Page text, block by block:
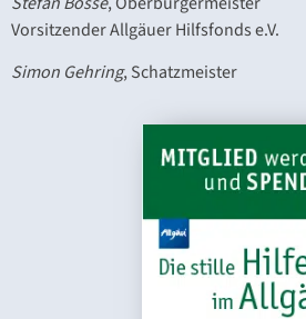
Vorsitzender Allgäuer Hilfsfonds e.V.
Simon Gehring, Schatzmeister